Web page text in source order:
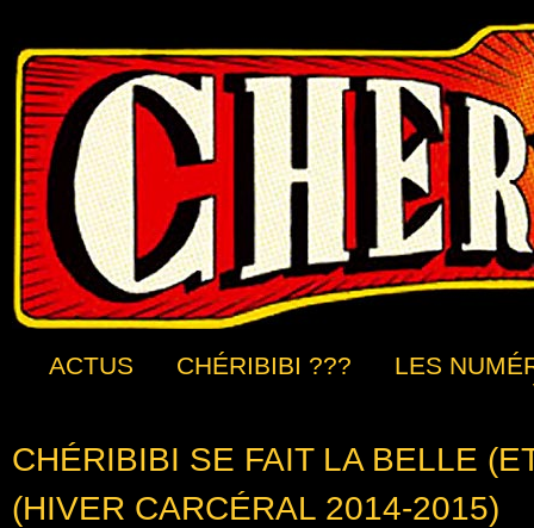
ACTUS CHÉRIBIBI ???
LES
CHÉRIBIBI SE FAIT LA BELLE
(HIVER CARCÉRAL 2014-2015)